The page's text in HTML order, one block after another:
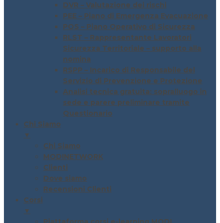
DVR – Valutazione dei rischi
PEE – Piano di Emergenza Evacuazione
POS – Piano Operativo di Sicurezza
RLST – Rappresentante Lavoratori
Sicurezza Territoriale – supporto alla
nomina
RSPP – Incarico di Responsabile del
Servizio di Prevenzione e Protezione
Analisi tecnica gratuita: sopralluogo in
sede e parere preliminare tramite
Questionario
Chi Siamo
▼
Chi Siamo
MODINETWORK
Clienti
Dove siamo
Recensioni Clienti
Corsi
▼